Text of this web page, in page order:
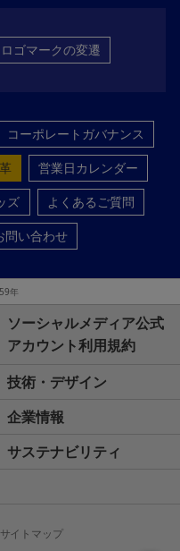
ロゴマークの変遷
コーポレートガバナンス
営業日カレンダー
ズ
よくあるご質問
問い合わせ
年
ソーシャルメディア公式
アカウント利用規約
技術・デザイン
企業情報
サステナビリティ
サイトマップ